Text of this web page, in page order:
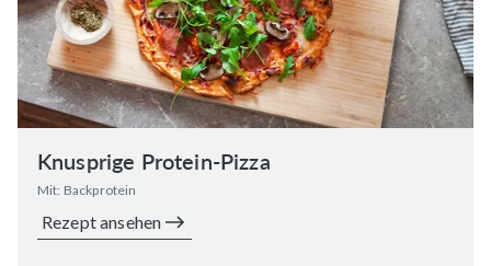
Knusprige Protein-Pizza
Mit: Backprotein
Rezept ansehen